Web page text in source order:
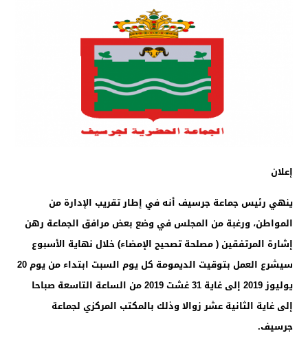
إعلان
ينهي رئيس جماعة جرسيف أنه في إطار تقريب الإدارة من
المواطن، ورغبة من المجلس في وضع بعض مرافق الجماعة رهن
إشارة المرتفقين ( مصلحة تصحيح الإمضاء) خلال نهاية الأسبوع
سيشرع العمل بتوقيت الديمومة كل يوم السبت ابتداء من يوم 20
يوليوز 2019 إلى غاية 31 غشت 2019 من الساعة التاسعة صباحا
إلى غاية الثانية عشر زوالا وذلك بالمكتب المركزي لجماعة
جرسيف.